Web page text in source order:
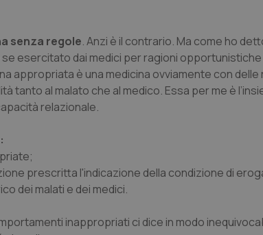
senza regole. Anzi è il contrario. Ma come ho
esercitato dai medici per ragioni
appropriata è una medicina ovviamente con delle
al malato che al medico. Essa per me è
relazionale.
prescritta l'indicazione della condizione di
dei malati e dei medici.
inappropriati ci dice in modo